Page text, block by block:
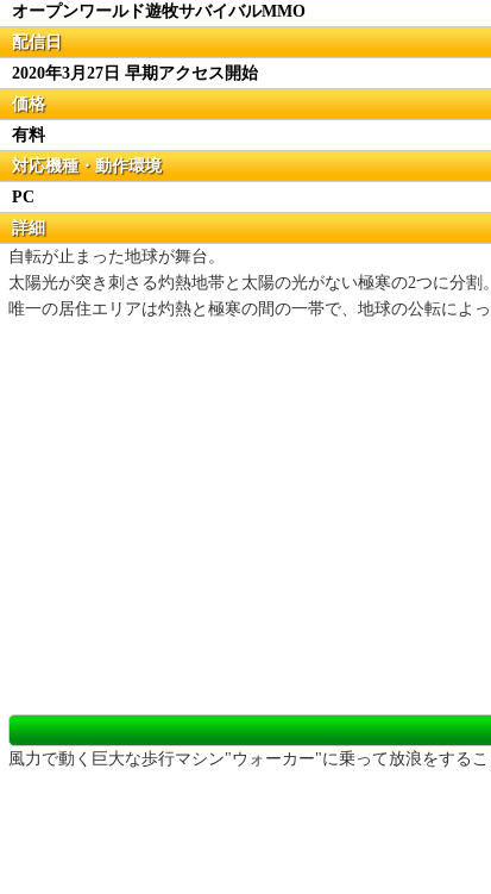
オープンワールド遊牧サバイバルMMO
配信日
2020年3月27日 早期アクセス開始
価格
有料
対応機種・動作環境
PC
詳細
自転が止まった地球が舞台。
太陽光が突き刺さる灼熱地帯と太陽の光がない極寒の2つに分割。
唯一の居住エリアは灼熱と極寒の間の一帯で、地球の公転によ
風力で動く巨大な歩行マシン"ウォーカー"に乗って放浪をするこ